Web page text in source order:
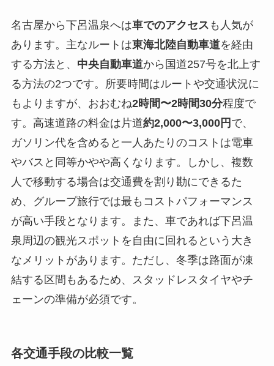
名古屋から下呂温泉へは車でのアクセス も人気が
あります。主なルートは東海北陸自動車道を経由
する方法と、 中央自動車道から国道257号を北上す
る方法の2つです。所要時間はルートや交通状況に
もよりますが、おおむね2時間〜2時間30分程度で
す。高速道路の料金は片道約2,000〜3,000円 で、
ガソリン代を含めると一人あたりのコストは電車
やバスと同等かやや高くなります。しかし、複数
人で移動する場合は交通費を割り勘にできるた
め、グループ旅行では最もコストパフォーマンス
が高い手段となります。また、車であれば下呂温
泉周辺の観光スポットを自由に回れるという大き
なメリットがあります。ただし、冬季は路面が凍
結する区間もあるため、スタッドレスタイヤやチ
ェーンの準備が必須です。
各交通手段の比較一覧